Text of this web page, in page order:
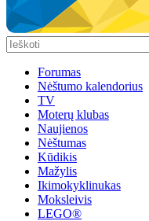
Forumas
Nėštumo kalendorius
TV
Moterų klubas
Naujienos
Nėštumas
Kūdikis
Mažylis
Ikimokyklinukas
Moksleivis
LEGO®